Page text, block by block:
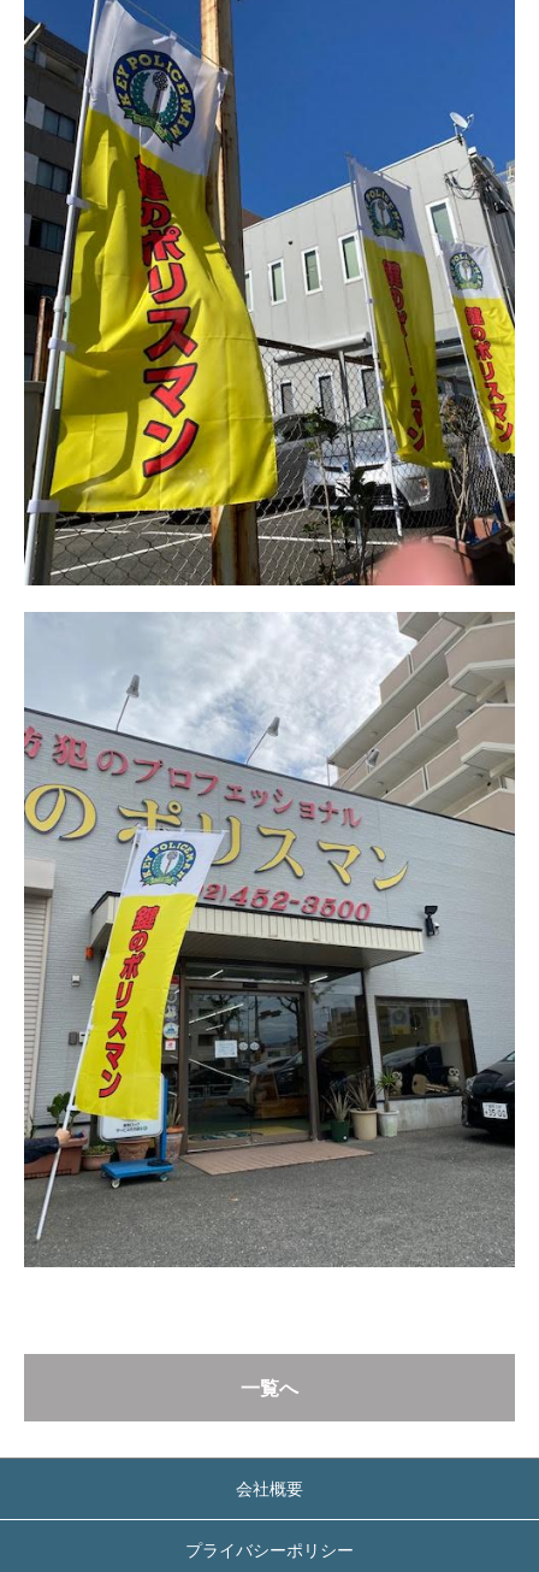
一覧へ
会社概要
プライバシーポリシー